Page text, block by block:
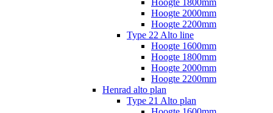
Hoogte 1800mm
Hoogte 2000mm
Hoogte 2200mm
Type 22 Alto line
Hoogte 1600mm
Hoogte 1800mm
Hoogte 2000mm
Hoogte 2200mm
Henrad alto plan
Type 21 Alto plan